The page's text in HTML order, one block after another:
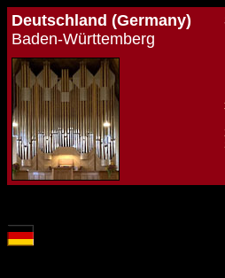
Deutschland (Germany)
Baden-Württemberg